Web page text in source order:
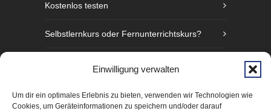
Einwilligung verwalten
Um dir ein optimales Erlebnis zu bieten, verwenden wir Technologien wie
Cookies, um Geräteinformationen zu speichern und/oder darauf
Kostenlos testen
Selbstlernkurs oder Fernunterrichtskurs?
Fünf Gründe Gebärdensprache zu lernen